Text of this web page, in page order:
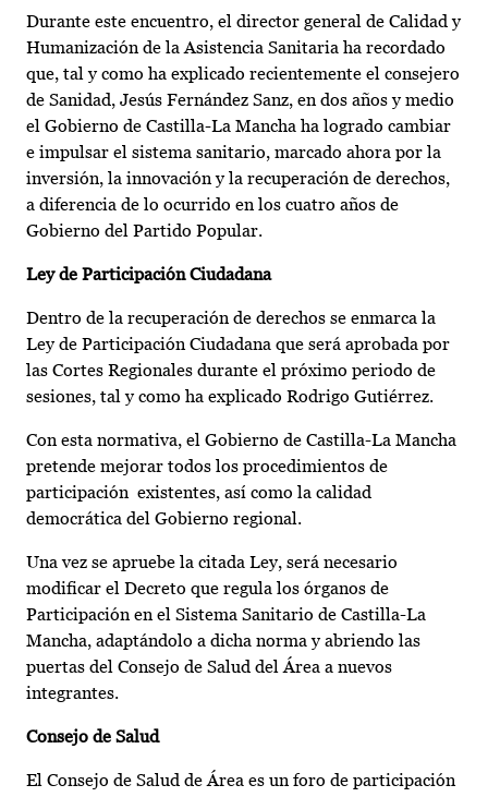
Durante este encuentro, el director general de Calidad y
Humanización de la Asistencia Sanitaria ha recordado
que, tal y como ha explicado recientemente el consejero
de Sanidad, Jesús Fernández Sanz, en dos años y medio
el Gobierno de Castilla-La Mancha ha logrado cambiar
e impulsar el sistema sanitario, marcado ahora por la
inversión, la innovación y la recuperación de derechos,
a diferencia de lo ocurrido en los cuatro años de
Gobierno del Partido Popular.
Ley de Participación Ciudadana
Dentro de la recuperación de derechos se enmarca la
Ley de Participación Ciudadana que será aprobada por
las Cortes Regionales durante el próximo periodo de
sesiones, tal y como ha explicado Rodrigo Gutiérrez.
Con esta normativa, el Gobierno de Castilla-La Mancha
pretende mejorar todos los procedimientos de
participación existentes, así como la calidad
democrática del Gobierno regional.
Una vez se apruebe la citada Ley, será necesario
modificar el Decreto que regula los órganos de
Participación en el Sistema Sanitario de Castilla-La
Mancha, adaptándolo a dicha norma y abriendo las
puertas del Consejo de Salud del Área a nuevos
integrantes.
Consejo de Salud
El Consejo de Salud de Área es un foro de participación